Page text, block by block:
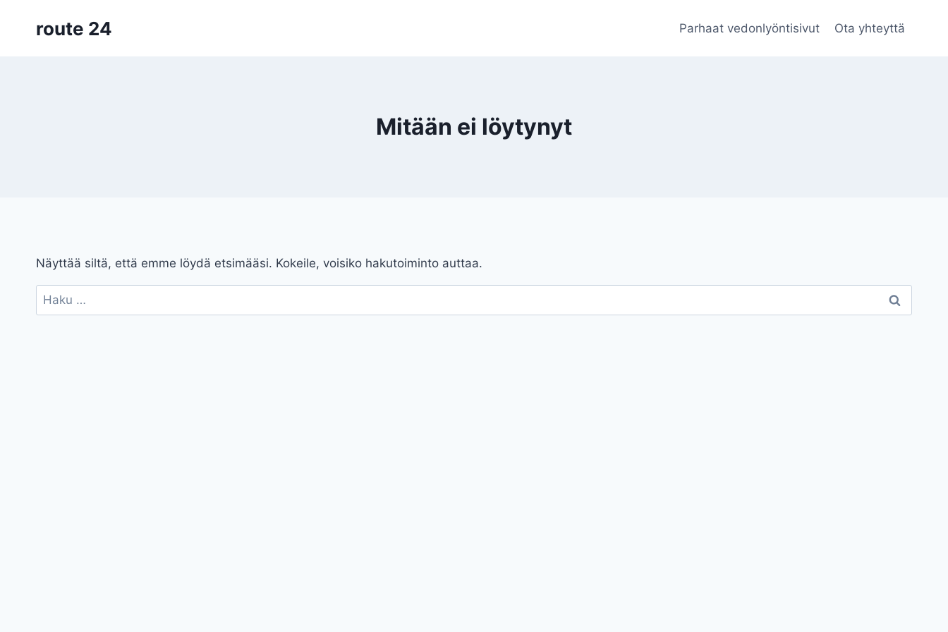
sisältöönroute 24 Parhaat vedonlyöntisivut Ota yhteyttä
Mitään ei löytynyt
Näyttää siltä, että emme löydä etsimääsi. Kokeile, voisiko hakutoiminto auttaa.
Haku: